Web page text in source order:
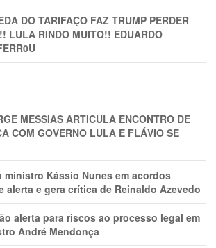
DO TARIFAÇO FAZ TRUMP PERDER
LULA RINDO MUITO!! EDUARDO
MESSIAS ARTICULA ENCONTRO DE
COM GOVERNO LULA E FLÁVIO SE
ministro Kássio Nunes em acordos
alerta e gera crítica de Reinaldo Azevedo
alerta para riscos ao processo legal em
André Mendonça